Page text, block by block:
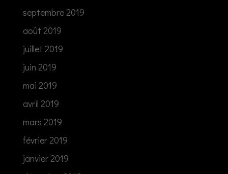
septembre 2019
août 2019
juillet 2019
juin 2019
mai 2019
avril 2019
mars 2019
février 2019
janvier 2019